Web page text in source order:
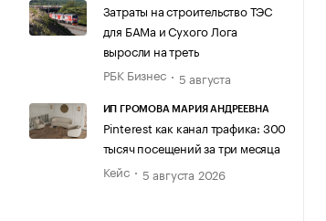
Затраты на строительство ТЭС
для БАМа и Сухого Лога
выросли на треть
РБК Бизнес
5 августа
ИП ГРОМОВА МАРИЯ АНДРЕЕВНА
Pinterest как канал трафика: 300
тысяч посещений за три месяца
Кейс
5 августа 2026